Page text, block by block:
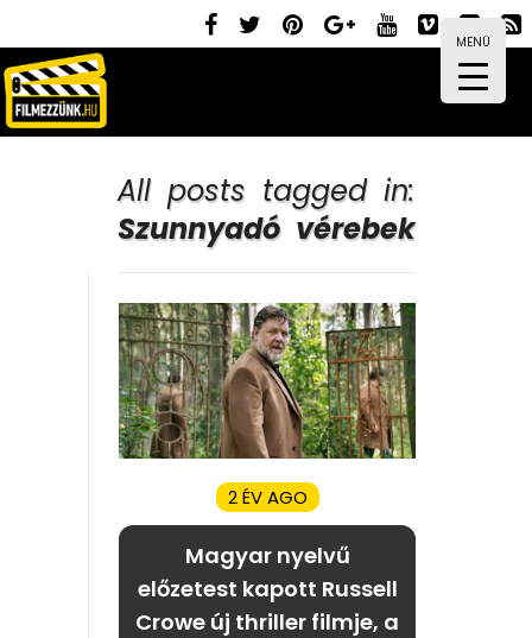
MENÜ
All posts tagged in:
Szunnyadó vérebek
2 ÉV AGO
Magyar nyelvű
előzetest kapott Russell
Crowe új thriller filmje, a